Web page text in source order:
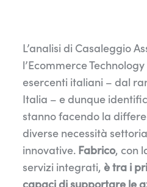
L’analisi di Casaleggio
l’Ecommerce
esercenti italiani – dal
Italia – e dunque
stanno facendo la
diverse necessità
innovative. Fabrico, con
servizi integrati, è tra i
capaci di supportare le